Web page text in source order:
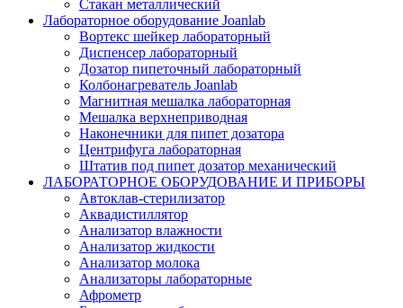
Стакан металлический
Лабораторное оборудование Joanlab
Вортекс шейкер лабораторный
Диспенсер лабораторный
Дозатор пипеточный лабораторный
Колбонагреватель Joanlab
Магнитная мешалка лабораторная
Мешалка верхнеприводная
Наконечники для пипет дозатора
Центрифуга лабораторная
Штатив под пипет дозатор механический
ЛАБОРАТОРНОЕ ОБОРУДОВАНИЕ И ПРИБОРЫ
Автоклав-стерилизатор
Аквадистиллятор
Анализатор влажности
Анализатор жидкости
Анализатор молока
Анализаторы лабораторные
Афрометр